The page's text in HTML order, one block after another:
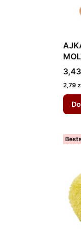
Cena
3,43
Cena
2,79